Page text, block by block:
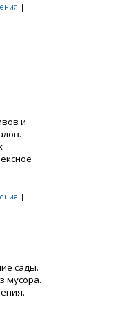
|
и
|
сады.
мусора.